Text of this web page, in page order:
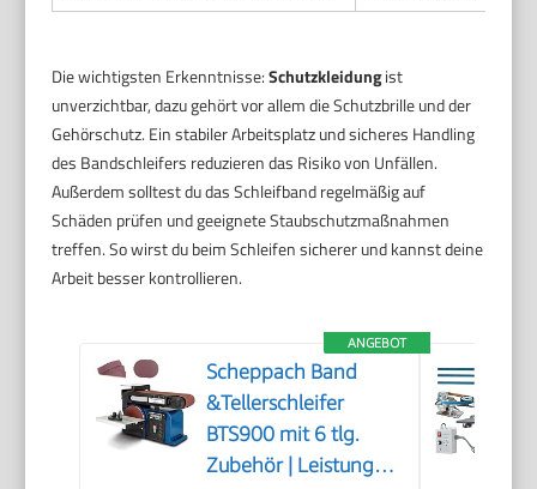
Die wichtigsten Erkenntnisse:Schutzkleidungist
unverzichtbar, dazu gehört vor allem die Schutzbrille und der
Gehörschutz. Ein stabiler Arbeitsplatz und sicheres Handling
des Bandschleifers reduzieren das Risiko von Unfällen.
Außerdem solltest du das Schleifband regelmäßig auf
Schäden prüfen und geeignete Staubschutzmaßnahmen
treffen. So wirst du beim Schleifen sicherer und kannst deine
Arbeit besser kontrollieren.
ANGEBOT
Scheppach Band
&Tellerschleifer
BTS900 mit 6 tlg.
Zubehör | Leistung